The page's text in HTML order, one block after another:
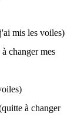
mis les voiles)
changer mes
à changer